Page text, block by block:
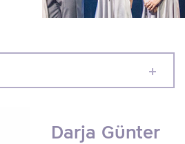
Darja Günter